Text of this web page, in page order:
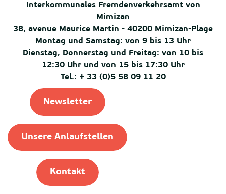
Interkommunales Fremdenverkehrsamt von
Mimizan
38, avenue Maurice Martin - 40200 Mimizan-Plage
Montag und Samstag: von 9 bis 13 Uhr
Dienstag, Donnerstag und Freitag: von 10 bis
12:30 Uhr und von 15 bis 17:30 Uhr
Tel.: + 33 (0)5 58 09 11 20
Newsletter
Unsere Anlaufstellen
Kontakt